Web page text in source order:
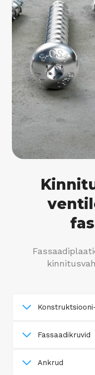
Fassaadikruvid
Ankrud